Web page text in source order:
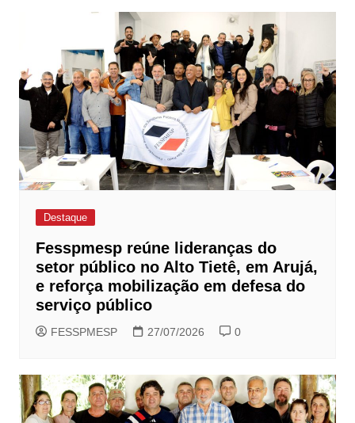
Destaque
Fesspmesp reúne lideranças do
setor público no Alto Tietê, em Arujá,
e reforça mobilização em defesa do
serviço público
FESSPMESP 27/07/2026 0